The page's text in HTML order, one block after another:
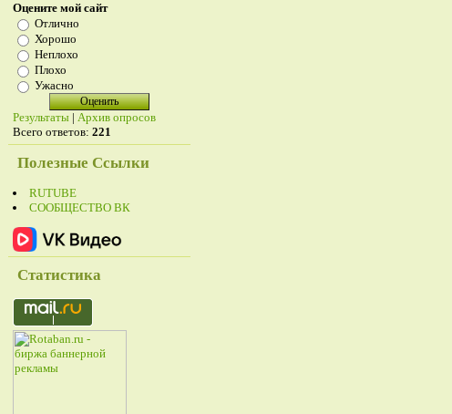
Оцените мой сайт
Отлично
Хорошо
Неплохо
Плохо
Ужасно
Результаты | Архив опросов
Всего ответов: 221
Полезные Ссылки
RUTUBE
СООБЩЕСТВО ВК
Статистика